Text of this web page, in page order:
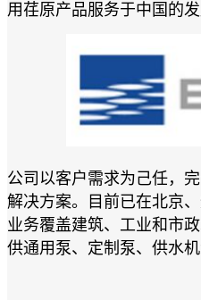
用荏原产品服务于中国的发
公司以客户需求为己任，
解决方案。目前已在北京
业务覆盖建筑、工业和市
供通用泵、定制泵、供水